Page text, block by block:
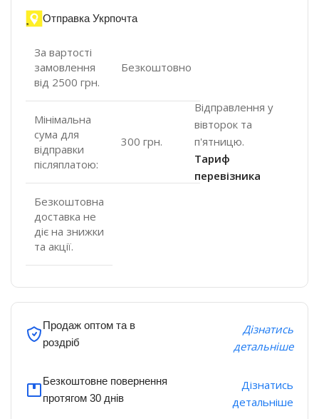
Отправка Укрпочта
За вартості
замовлення
від 2500 грн.
Безкоштовно
Мінімальна
сума для
відправки
післяплатою:
300 грн.
Безкоштовна
доставка не
діє на знижки
та акції.
Відправлення у
вівторок та
п'ятницю.
Тариф
перевізника
Продаж оптом та в
роздріб
Дізнатись
детальніше
Безкоштовне повернення
протягом 30 днів
Дізнатись
детальніше